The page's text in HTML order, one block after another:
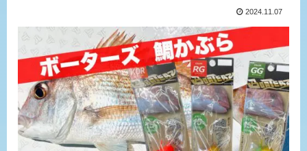
2024.11.07